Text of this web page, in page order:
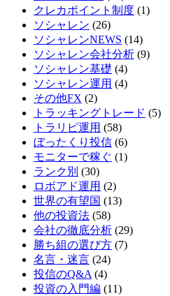
クレカポイント制度 (1)
ソシャレン (26)
ソシャレンNEWS (14)
ソシャレン会社分析 (9)
ソシャレン基礎 (4)
ソシャレン運用 (4)
その他FX (2)
トラッキングトレード (5)
トラリピ運用 (58)
ぼったくり投信 (6)
モニターで稼ぐ (1)
ランク別 (30)
ロボアド運用 (2)
世界の有望国 (13)
他の投資法 (58)
会社の徹底分析 (29)
勝ち組の選び方 (7)
名言・迷言 (24)
投信のQ&A (4)
投資の入門編 (11)